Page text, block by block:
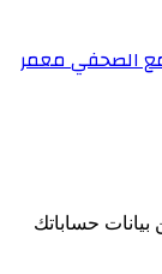
الصحفي معمر
حساباتك